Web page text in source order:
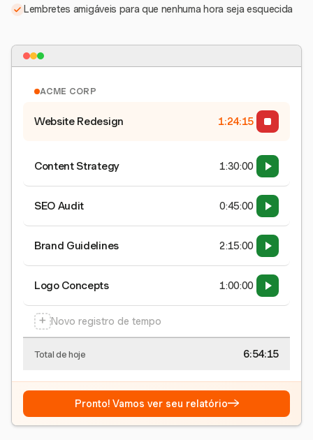
Lembretes amigáveis para que nenhuma hora seja esquecida
ACME CORP
Website Redesign 1:24:15
Content Strategy 1:30:00
SEO Audit 0:45:00
Brand Guidelines 2:15:00
Logo Concepts 1:00:00
+ Novo registro de tempo
Total de hoje 6:54:15
Pronto! Vamos ver seu relatório→